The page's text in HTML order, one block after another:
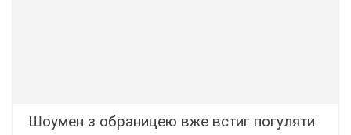
Шоумен з обраницею вже встиг погуляти